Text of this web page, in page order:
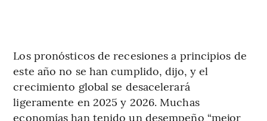
Los pronósticos de recesiones a principios de
este año no se han cumplido, dijo, y el
crecimiento global se desacelerará
ligeramente en 2025 y 2026. Muchas
economías han tenido un desempeño “mejor